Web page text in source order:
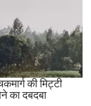
की मिट्टी
का दबदबा